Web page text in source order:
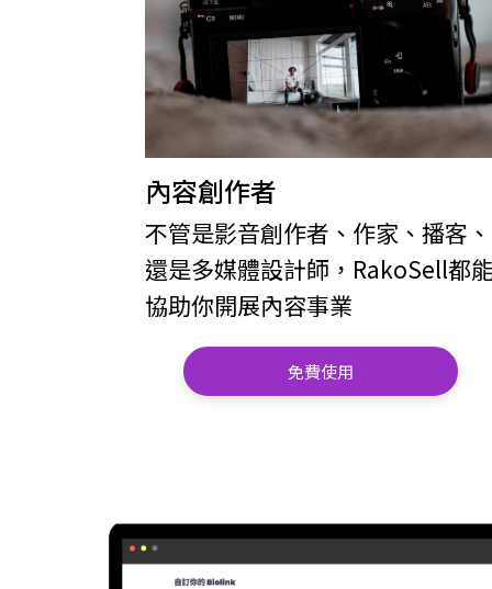
內容創作者
不管是影音創作者、作家、播客、
還是多媒體設計師，RakoSell都
協助你開展內容事業
免費使用